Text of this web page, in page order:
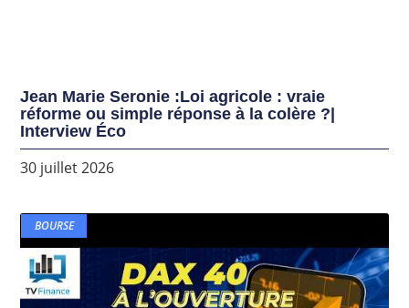
Jean Marie Seronie :Loi agricole : vraie
réforme ou simple réponse à la colère ?|
Interview Éco
30 juillet 2026
BOURSE